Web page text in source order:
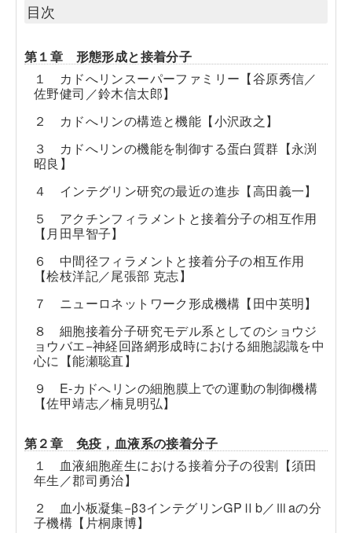
目次
第１章 形態形成と接着分子
１ カドへリンスーパーファミリー【谷原秀信／
佐野健司／鈴木信太郎】
２ カドへリンの構造と機能【小沢政之】
３ カドへリンの機能を制御する蛋白質群【永渕
昭良】
４ インテグリン研究の最近の進歩【高田義一】
５ アクチンフィラメントと接着分子の相互作用
【月田早智子】
６ 中間径フィラメントと接着分子の相互作用
【桧枝洋記／尾張部 克志】
７ ニューロネットワーク形成機構【田中英明】
８ 細胞接着分子研究モデル系としてのショウジ
ョウバエ−神経回路網形成時における細胞認識を中
心に【能瀬聡直】
９ E-カドへリンの細胞膜上での運動の制御機構
【佐甲靖志／楠見明弘】
第２章 免疫，血液系の接着分子
１ 血液細胞産生における接着分子の役割【須田
年生／郡司勇治】
２ 血小板凝集−β3インテグリンGPⅡb／Ⅲaの分
子機構【片桐康博】